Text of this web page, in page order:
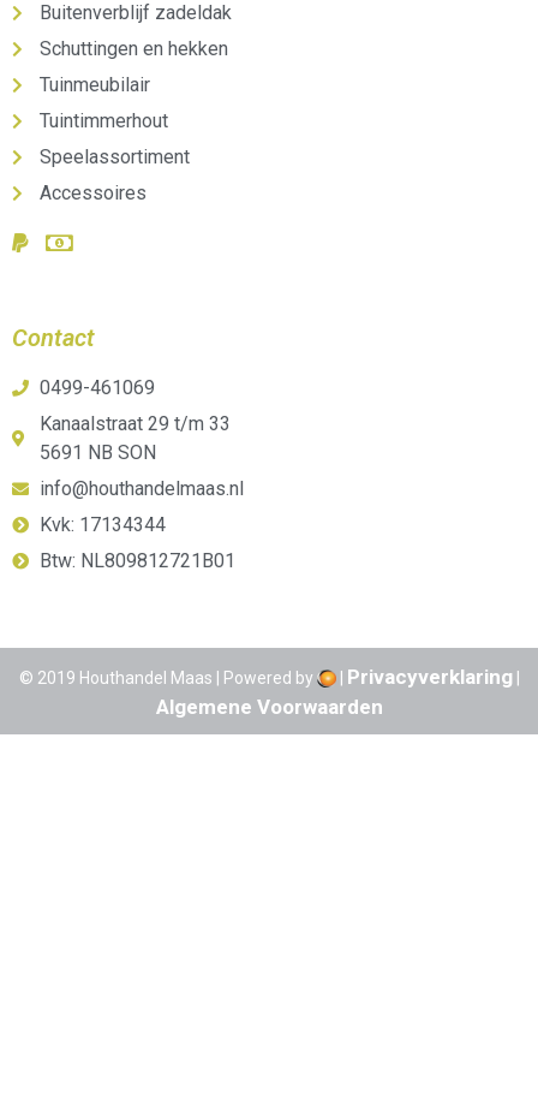
Buitenverblijf zadeldak
Schuttingen en hekken
Tuinmeubilair
Tuintimmerhout
Speelassortiment
Accessoires
Contact
0499-461069
Kanaalstraat 29 t/m 33
5691 NB SON
info@houthandelmaas.nl
Kvk: 17134344
Btw: NL809812721B01
© 2019 Houthandel Maas | Powered by | Privacyverklaring|
Algemene Voorwaarden